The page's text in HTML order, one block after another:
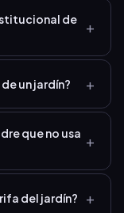
de
+
un jardín? +
que no usa +
del jardín? +